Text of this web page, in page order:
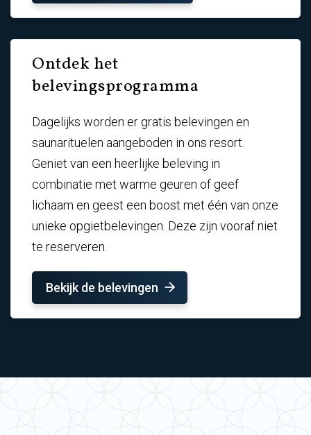
Ontdek het
belevingsprogramma
Dagelijks worden er gratis belevingen en
saunarituelen aangeboden in ons resort.
Geniet van een heerlijke beleving in
combinatie met warme geuren of geef
lichaam en geest een boost met één van onze
unieke opgietbelevingen. Deze zijn vooraf niet
te reserveren.
Bekijk de belevingen